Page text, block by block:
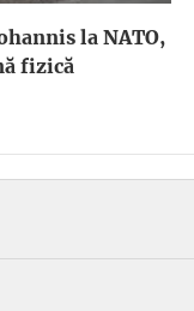
la NATO,
fizică